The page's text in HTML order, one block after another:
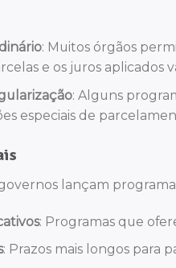
: Muitos órgãos
e os juros aplicados
: Alguns
especiais de
lançam
: Programas que
: Prazos mais longos para